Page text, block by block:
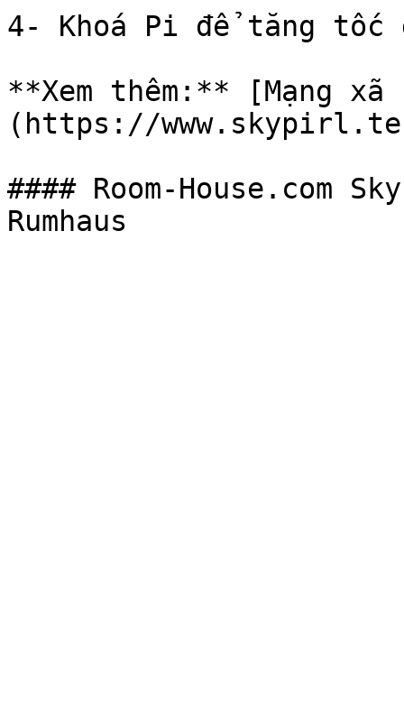
4- Khoá Pi để tăng tốc
**Xem thêm:** [Mạng
(https://
#### Room-